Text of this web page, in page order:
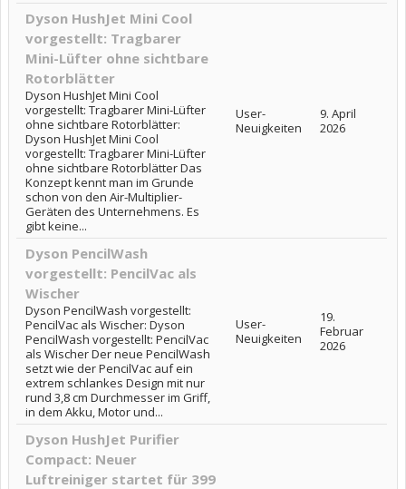
Dyson HushJet Mini Cool
vorgestellt: Tragbarer
Mini-Lüfter ohne sichtbare
Rotorblätter
Dyson HushJet Mini Cool
vorgestellt: Tragbarer Mini-Lüfter
ohne sichtbare Rotorblätter:
Dyson HushJet Mini Cool
vorgestellt: Tragbarer Mini-Lüfter
ohne sichtbare Rotorblätter Das
Konzept kennt man im Grunde
schon von den Air-Multiplier-
Geräten des Unternehmens. Es
gibt keine...
User-
Neuigkeiten
9. April
2026
Dyson PencilWash
vorgestellt: PencilVac als
Wischer
Dyson PencilWash vorgestellt:
PencilVac als Wischer: Dyson
PencilWash vorgestellt: PencilVac
als Wischer Der neue PencilWash
setzt wie der PencilVac auf ein
extrem schlankes Design mit nur
rund 3,8 cm Durchmesser im Griff,
in dem Akku, Motor und...
User-
Neuigkeiten
19.
Februar
2026
Dyson HushJet Purifier
Compact: Neuer
Luftreiniger startet für 399